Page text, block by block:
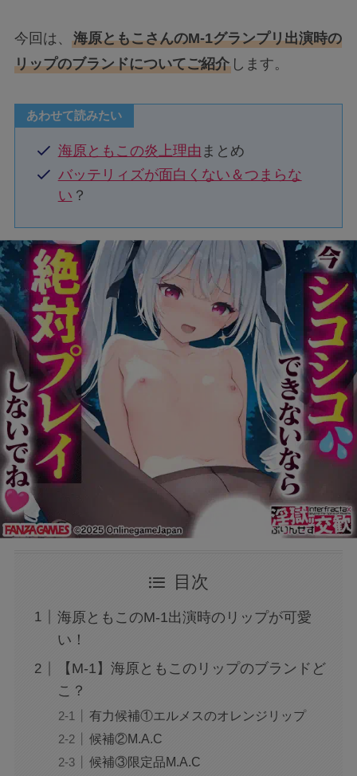
今回は、 海原ともこさんのM-1グランプリ出演時の
リップのブランドについてご紹介します。
あわせて読みたい
海原ともこの炎上理由 まとめ
バッテリィズが面白くない＆つまらな
い ？
目次
海原ともこのM-1出演時のリップが可愛
い！
【M-1】海原ともこのリップのブランドど
こ？
有力候補①エルメスのオレンジリップ
候補②M.A.C
候補③限定品M.A.C